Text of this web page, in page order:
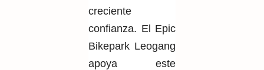
creciente
confianza. El Epic
Bikepark Leogang
apoya este